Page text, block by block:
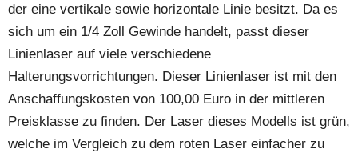
der eine vertikale sowie horizontale Linie besitzt. Da es
sich um ein 1/4 Zoll Gewinde handelt, passt dieser
Linienlaser auf viele verschiedene
Halterungsvorrichtungen. Dieser Linienlaser ist mit den
Anschaffungskosten von 100,00 Euro in der mittleren
Preisklasse zu finden. Der Laser dieses Modells ist grün,
welche im Vergleich zu dem roten Laser einfacher zu